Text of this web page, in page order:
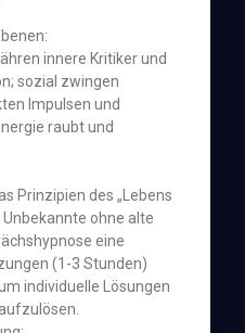
innere Kritiker und
sozial zwingen
Impulsen und
raubt und
Prinzipien des „Lebens
ohne alte
eine
(1-3 Stunden)
individuelle Lösungen